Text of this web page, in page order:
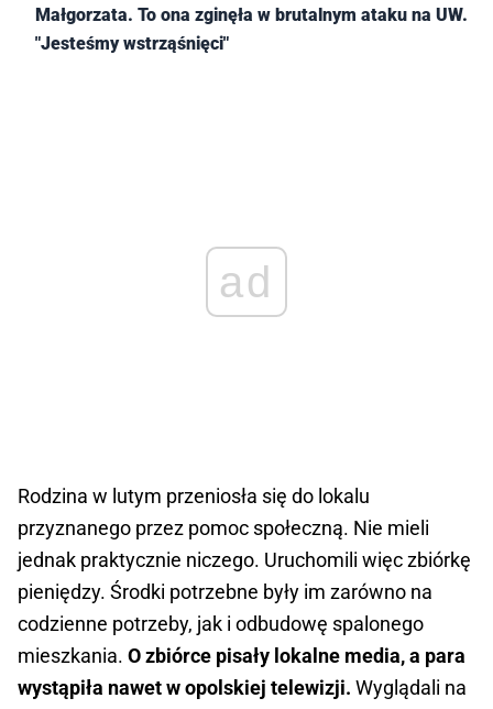
Małgorzata. To ona zginęła w brutalnym ataku na UW.
"Jesteśmy wstrząśnięci"
ad
Rodzina w lutym przeniosła się do lokalu
przyznanego przez pomoc społeczną. Nie mieli
jednak praktycznie niczego. Uruchomili więc zbiórkę
pieniędzy. Środki potrzebne były im zarówno na
codzienne potrzeby, jak i odbudowę spalonego
mieszkania. O zbiórce pisały lokalne media, a para
wystąpiła nawet w opolskiej telewizji. Wyglądali na